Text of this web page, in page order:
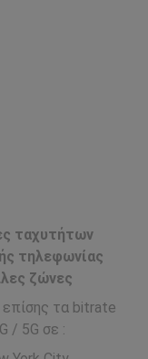
ταχυτήτων
τηλεφωνίας
ζώνες
επίσης τα bitrate
/ 5G σε :